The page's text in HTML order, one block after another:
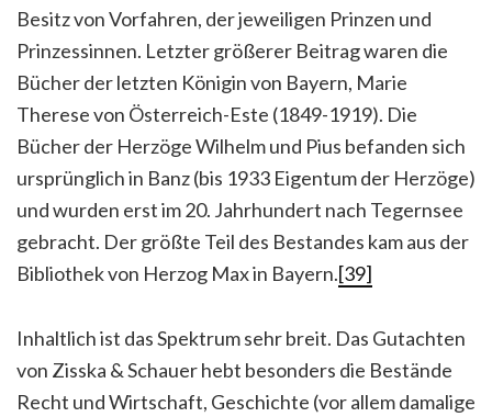
Besitz von Vorfahren, der jeweiligen Prinzen und
Prinzessinnen. Letzter größerer Beitrag waren die
Bücher der letzten Königin von Bayern, Marie
Therese von Österreich-Este (1849-1919). Die
Bücher der Herzöge Wilhelm und Pius befanden sich
ursprünglich in Banz (bis 1933 Eigentum der Herzöge)
und wurden erst im 20. Jahrhundert nach Tegernsee
gebracht. Der größte Teil des Bestandes kam aus der
Bibliothek von Herzog Max in Bayern.[39]
Inhaltlich ist das Spektrum sehr breit. Das Gutachten
von Zisska & Schauer hebt besonders die Bestände
Recht und Wirtschaft, Geschichte (vor allem damalige